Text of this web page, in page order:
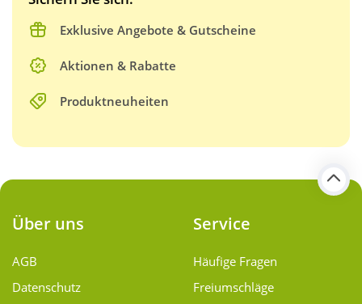
Exklusive Angebote & Gutscheine
Aktionen & Rabatte
Produktneuheiten
Über uns
AGB
Datenschutz
Service
Häufige Fragen
Freiumschläge